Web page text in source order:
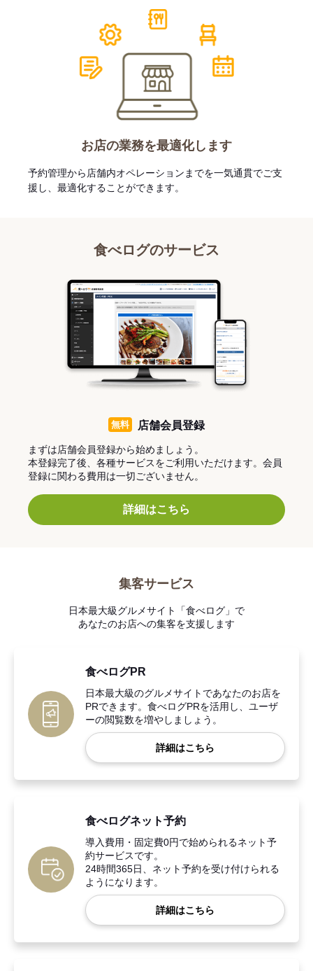
お店の業務を最適化します
予約管理から店舗内オペレーションまでを一気通貫でご支
援し、最適化することができます。
食べログのサービス
無料 店舗会員登録
まずは店舗会員登録から始めましょう。
本登録完了後、各種サービスをご利用いただけます。会員
登録に関わる費用は一切ございません。
詳細はこちら
集客サービス
日本最大級グルメサイト「食べログ」で
あなたのお店への集客を支援します
食べログPR
日本最大級のグルメサイトであなたのお店を
PRできます。食べログPRを活用し、ユーザ
ーの閲覧数を増やしましょう。
詳細はこちら
食べログネット予約
導入費用・固定費0円で始められるネット予
約サービスです。
24時間365日、ネット予約を受け付けられる
ようになります。
詳細はこちら